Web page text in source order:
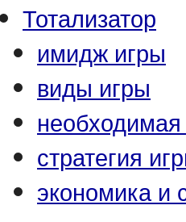
Тотализатор
имидж игры
виды игры
стратегия
экономика и